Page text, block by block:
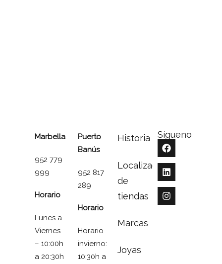
Marbella
952 779
999
Horario
Lunes a
Viernes
– 10:00h
a 20:30h
Puerto
Banús
952 817
289
Horario
Horario
invierno:
10:30h a
Historia
Localizador
de
tiendas
Marcas
Joyas
Síguenos